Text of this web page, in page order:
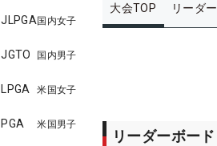
JLPGA国内女子
JGTO 国内男子
LPGA 米国女子
PGA 米国男子
大会TOP リーダ
リーダーボード